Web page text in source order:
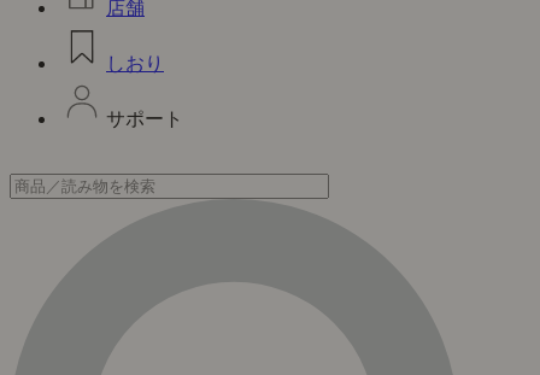
店舗
しおり
サポート